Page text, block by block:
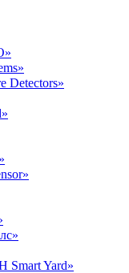
Detectors»
Yard»